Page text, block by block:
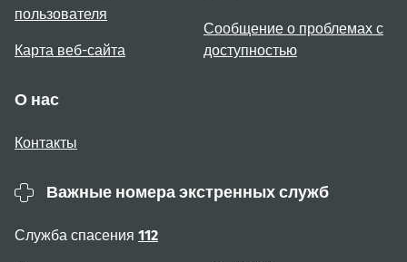
пользователя
Карта веб-сайта
Сообщение о проблемах с
доступностью
О нас
Контакты
Важные номера экстренных служб
Служба спасения 112